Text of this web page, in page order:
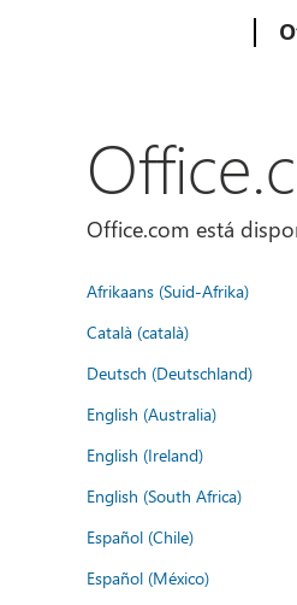
Office.com está
Afrikaans (Suid-Afrika)
Català (català)
Deutsch (Deutschland)
English (Australia)
English (Ireland)
English (South Africa)
Español (Chile)
Español (México)